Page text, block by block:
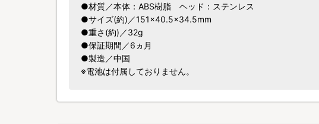
●材質／本体：ABS樹脂 ヘッド：ステンレス
●サイズ(約)／151×40.5×34.5mm
●重さ(約)／32g
●保証期間／6ヵ月
●製造／中国
※電池は付属しておりません。